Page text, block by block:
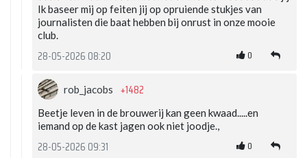
Ik baseer mij op feiten jij op opruiende stukjes van
journalisten die baat hebben bij onrust in onze mooie
club.
28-05-2026 08:20 0
rob_jacobs +1482
Beetje leven in de brouwerij kan geen kwaad.....en
iemand op de kast jagen ook niet joodje.,
28-05-2026 09:31 0